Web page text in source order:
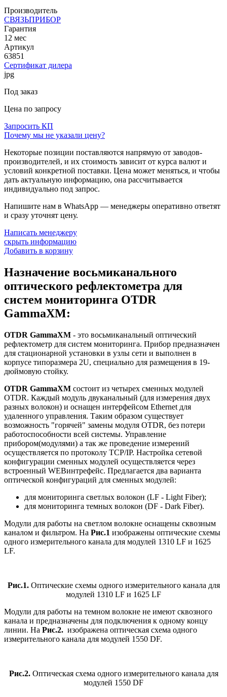
Производитель
СВЯЗЬПРИБОР
Гарантия
12 мес
Артикул
63851
Сертификат дилера
jpg
Под заказ
Цена по запросу
Запросить КП
Почему мы не указали цену?
Некоторые позиции поставляются напрямую от заводов-
производителей, и их стоимость зависит от курса валют и
условий конкретной поставки. Цена может меняться, и чтобы
дать актуальную информацию, она рассчитывается
индивидуально под запрос.
Напишите нам в WhatsApp — менеджеры оперативно ответят
и сразу уточнят цену.
Написать менеджеру
скрыть информацию
Добавить в корзину
Назначение восьмиканального
оптического рефлектометра для
систем мониторинга OTDR
GammaXM:
OTDR GammaXM - это восьмиканальный оптический
рефлектометр для систем мониторинга. Прибор предназначен
для стационарной установки в узлы сети и выполнен в
корпусе типоразмера 2U, специально для размещения в 19-
дюймовую стойку.
OTDR GammaXM состоит из четырех сменных модулей
OTDR. Каждый модуль двуканальный (для измерения двух
разных волокон) и оснащен интерфейсом Ethernet для
удаленного управления. Таким образом существует
возможность "горячей" замены модуля OTDR, без потери
работоспособности всей системы. Управление
прибором(модулями) а так же проведение измерений
осуществляется по протоколу TCP/IP. Настройка сетевой
конфигурации сменных модулей осуществляется через
встроенный WEBинтрефейс. Предлагается два варианта
оптической конфигураций для сменных модулей:
для мониторинга светлых волокон (LF - Light Fiber);
для мониторинга темных волокон (DF - Dark Fiber).
Модули для работы на светлом волокне оснащены сквозным
каналом и фильтром. На Рис.1 изображены оптические схемы
одного измерительного канала для модулей 1310 LF и 1625
LF.
Рис.1. Оптические схемы одного измерительного канала для
модулей 1310 LF и 1625 LF
Модули для работы на темном волокне не имеют сквозного
канала и предназначены для подключения к одному концу
линии. На Рис.2. изображена оптическая схема одного
измерительного канала для модулей 1550 DF.
Рис.2. Оптическая схема одного измерительного канала для
модулей 1550 DF